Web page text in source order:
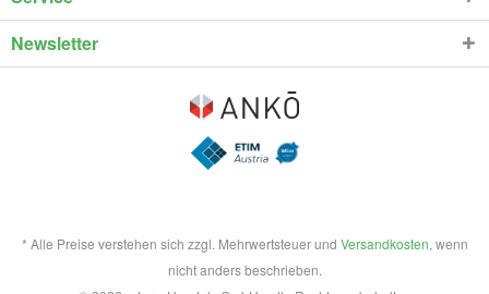
Newsletter
* Alle Preise verstehen sich zzgl. Mehrwertsteuer und Versandkosten, wenn
nicht anders beschrieben.